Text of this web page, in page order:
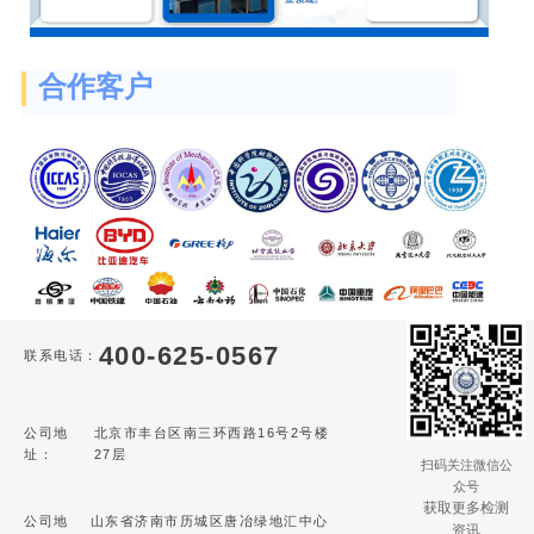
合作客户
联系电话： 400-625-0567
公司地
址：
北京市丰台区南三环西路16号2号楼
27层
公司地 山东省济南市历城区唐冶绿地汇中心
扫码关注微信公
众号
获取更多检测
资讯